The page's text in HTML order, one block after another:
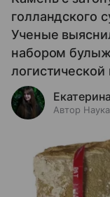
голландского
Ученые
набором
логистической
Автор